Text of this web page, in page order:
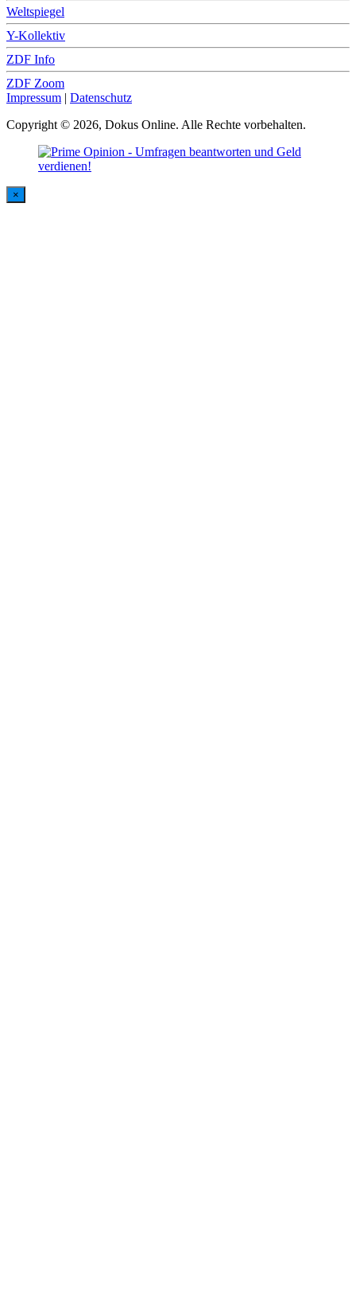
Weltspiegel
Y-Kollektiv
ZDF Info
ZDF Zoom
Impressum | Datenschutz
Copyright © 2026, Dokus Online. Alle Rechte vorbehalten.
×